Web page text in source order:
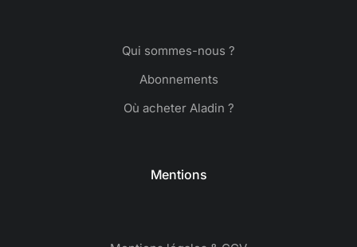
Qui sommes-nous ?
Abonnements
Où acheter Aladin ?
Mentions